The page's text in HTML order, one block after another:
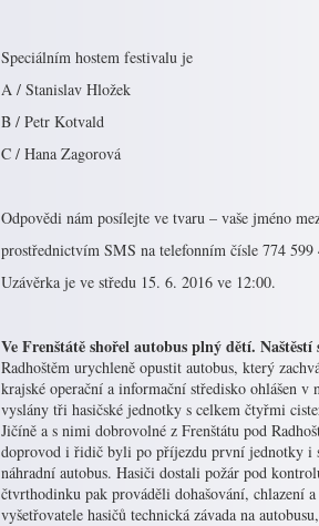
Speciálním hostem festivalu je
A / Stanislav Hložek
B / Petr Kotvald
C / Hana Zagorová
Odpovědi nám posílejte ve tvaru – vaše jméno
prostřednictvím SMS na telefonním čísle 774
Uzávěrka je ve středu 15. 6. 2016 ve 12:00.
Ve Frenštátě shořel autobus plný dětí.
Radhoštěm urychleně opustit autobus, který
krajské operační a informační středisko ohlášen
vyslány tři hasičské jednotky s celkem čtyřmi
Jičíně a s nimi dobrovolné z Frenštátu pod
doprovod i řidič byli po příjezdu první jednotky i
náhradní autobus. Hasiči dostali požár pod
čtvrthodinku pak prováděli dohašování, chlazení
vyšetřovatele hasičů technická závada na